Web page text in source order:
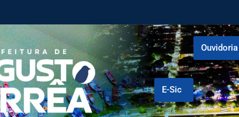
E-Sic
Ouvidoria